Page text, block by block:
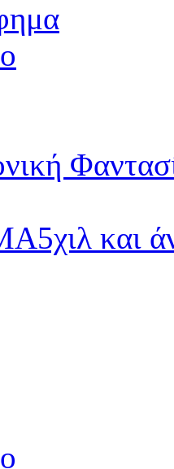
5χιλ και